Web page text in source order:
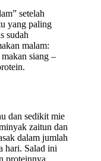
setelah
yang paling
sudah
malam:
siang –
dan sedikit mie
zaitun dan
dalam jumlah
hari. Salad ini
proteinnya